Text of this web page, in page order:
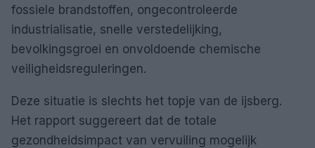
fossiele brandstoffen, ongecontroleerde
industrialisatie, snelle verstedelijking,
bevolkingsgroei en onvoldoende chemische
veiligheidsreguleringen.
Deze situatie is slechts het topje van de ijsberg.
Het rapport suggereert dat de totale
gezondheidsimpact van vervuiling mogelijk